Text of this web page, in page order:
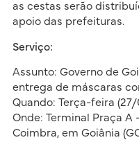
as cestas serão
apoio das prefeituras.
Serviço:
Assunto: Governo de
entrega de máscaras
Quando: Terça-feira (27/
Onde: Terminal Praça A
Coimbra, em Goiânia